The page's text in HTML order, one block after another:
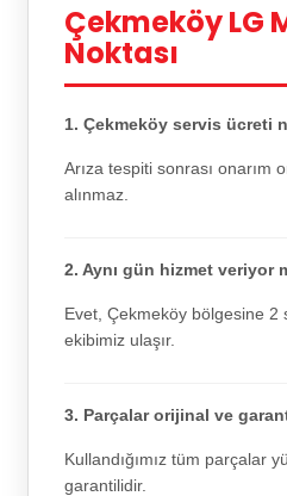
Çekmeköy LG
Noktası
1. Çekmeköy servis ücreti
Arıza tespiti sonrası onarım
alınmaz.
2. Aynı gün hizmet veriyor
Evet, Çekmeköy bölgesine 2
ekibimiz ulaşır.
3. Parçalar orijinal ve
Kullandığımız tüm parçalar
garantilidir.